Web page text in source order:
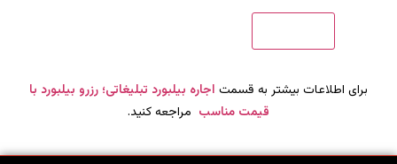
برای اطلاعات بیشتر به قسمت اجاره بیلبورد تبلیغاتی؛ رزرو بیلبورد با
قیمت مناسب مراجعه کنید.